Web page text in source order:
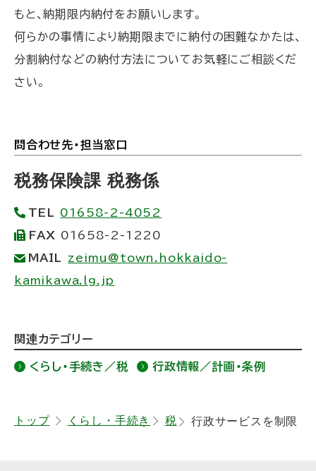
もと、納期限内納付をお願いします。
何らかの事情により納期限までに納付の困難なかたは、
分割納付などの納付方法についてお気軽にご相談くだ
さい。
ト
ッ
プ
に
戻
る
問合わせ先・担当窓口
税務保険課 税務係
TEL
01658-2-4052
FAX 01658-2-1220
MAIL
zeimu@town.hokkaido-
kamikawa.lg.jp
ッ
プ
戻
関連カテゴリー
くらし・手続き／税 行政情報／計画・条例
トップ くらし・手続き 税 行政サービスを制限